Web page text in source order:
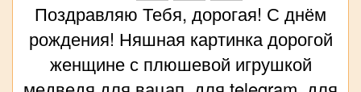
Поздравляю Тебя, дорогая! С днём
рождения! Няшная картинка дорогой
женщине с плюшевой игрушкой